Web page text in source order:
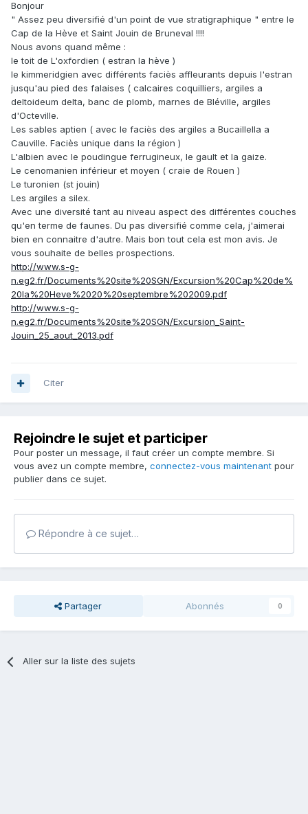
Bonjour
" Assez peu diversifié d'un point de vue stratigraphique " entre le
Cap de la Hève et Saint Jouin de Bruneval !!!!
Nous avons quand même :
le toit de L'oxfordien ( estran la hève )
le kimmeridgien avec différents faciès affleurants depuis l'estran
jusqu'au pied des falaises ( calcaires coquilliers, argiles a
deltoideum delta, banc de plomb, marnes de Bléville, argiles
d'Octeville.
Les sables aptien ( avec le faciès des argiles a Bucaillella a
Cauville. Faciès unique dans la région )
L'albien avec le poudingue ferrugineux, le gault et la gaize.
Le cenomanien inférieur et moyen ( craie de Rouen )
Le turonien (st jouin)
Les argiles a silex.
Avec une diversité tant au niveau aspect des différentes couches
qu'en terme de faunes. Du pas diversifié comme cela, j'aimerai
bien en connaitre d'autre. Mais bon tout cela est mon avis. Je
vous souhaite de belles prospections.
http://www.s-g-
n.eg2.fr/Documents%20site%20SGN/Excursion%20Cap%20de%
20la%20Heve%2020%20septembre%202009.pdf
http://www.s-g-
n.eg2.fr/Documents%20site%20SGN/Excursion_Saint-
Jouin_25_aout_2013.pdf
Citer
Rejoindre le sujet et participer
Pour poster un message, il faut créer un compte membre. Si
vous avez un compte membre, connectez-vous maintenant pour
publier dans ce sujet.
Répondre à ce sujet…
Partager Abonnés 0
Aller sur la liste des sujets